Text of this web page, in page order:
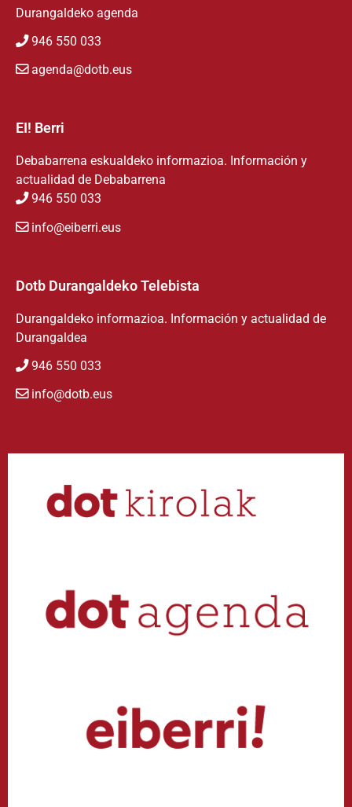
Durangaldeko agenda
946 550 033
agenda@dotb.eus
EI! Berri
Debabarrena eskualdeko informazioa. Información y
actualidad de Debabarrena
946 550 033
info@eiberri.eus
Dotb Durangaldeko Telebista
Durangaldeko informazioa. Información y actualidad de
Durangaldea
946 550 033
info@dotb.eus